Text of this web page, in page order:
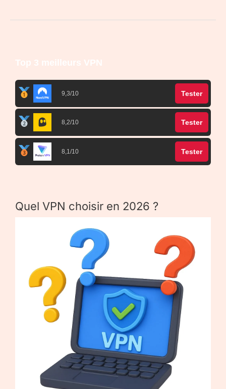
Top 3 meilleurs VPN
9,3/10 Tester
8,2/10 Tester
8,1/10 Tester
Quel VPN choisir en 2026 ?